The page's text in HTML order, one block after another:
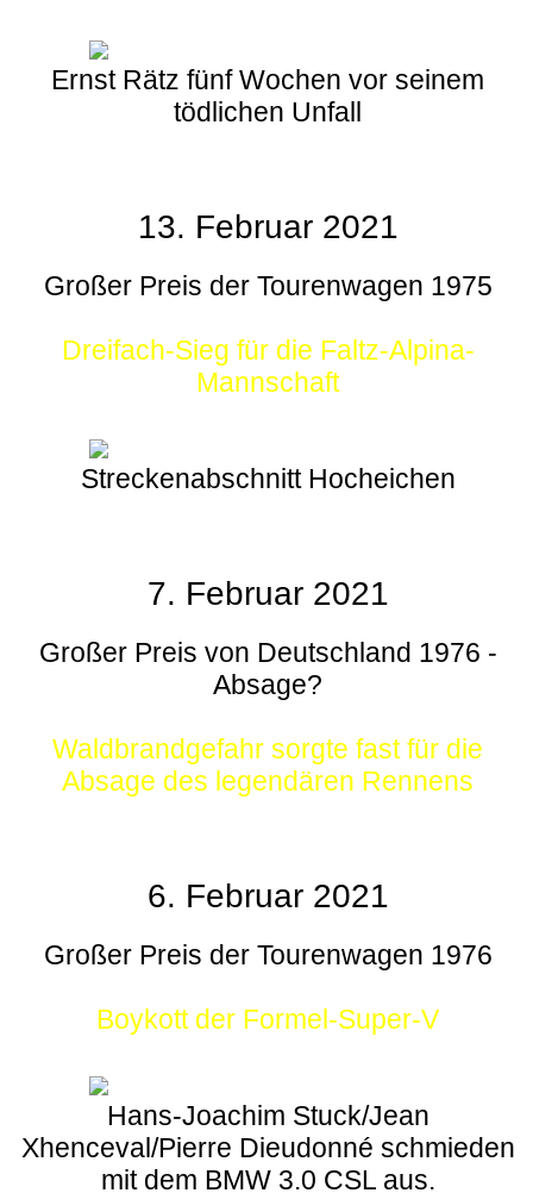
Ernst Rätz fünf Wochen vor seinem
tödlichen Unfall
13. Februar 2021
Großer Preis der Tourenwagen 1975
Dreifach-Sieg für die Faltz-Alpina-
Mannschaft
Streckenabschnitt Hocheichen
7. Februar 2021
Großer Preis von Deutschland 1976 -
Absage?
Waldbrandgefahr sorgte fast für die
Absage des legendären Rennens
6. Februar 2021
Großer Preis der Tourenwagen 1976
Boykott der Formel-Super-V
Hans-Joachim Stuck/Jean
Xhenceval/Pierre Dieudonné schmieden
mit dem BMW 3.0 CSL aus.